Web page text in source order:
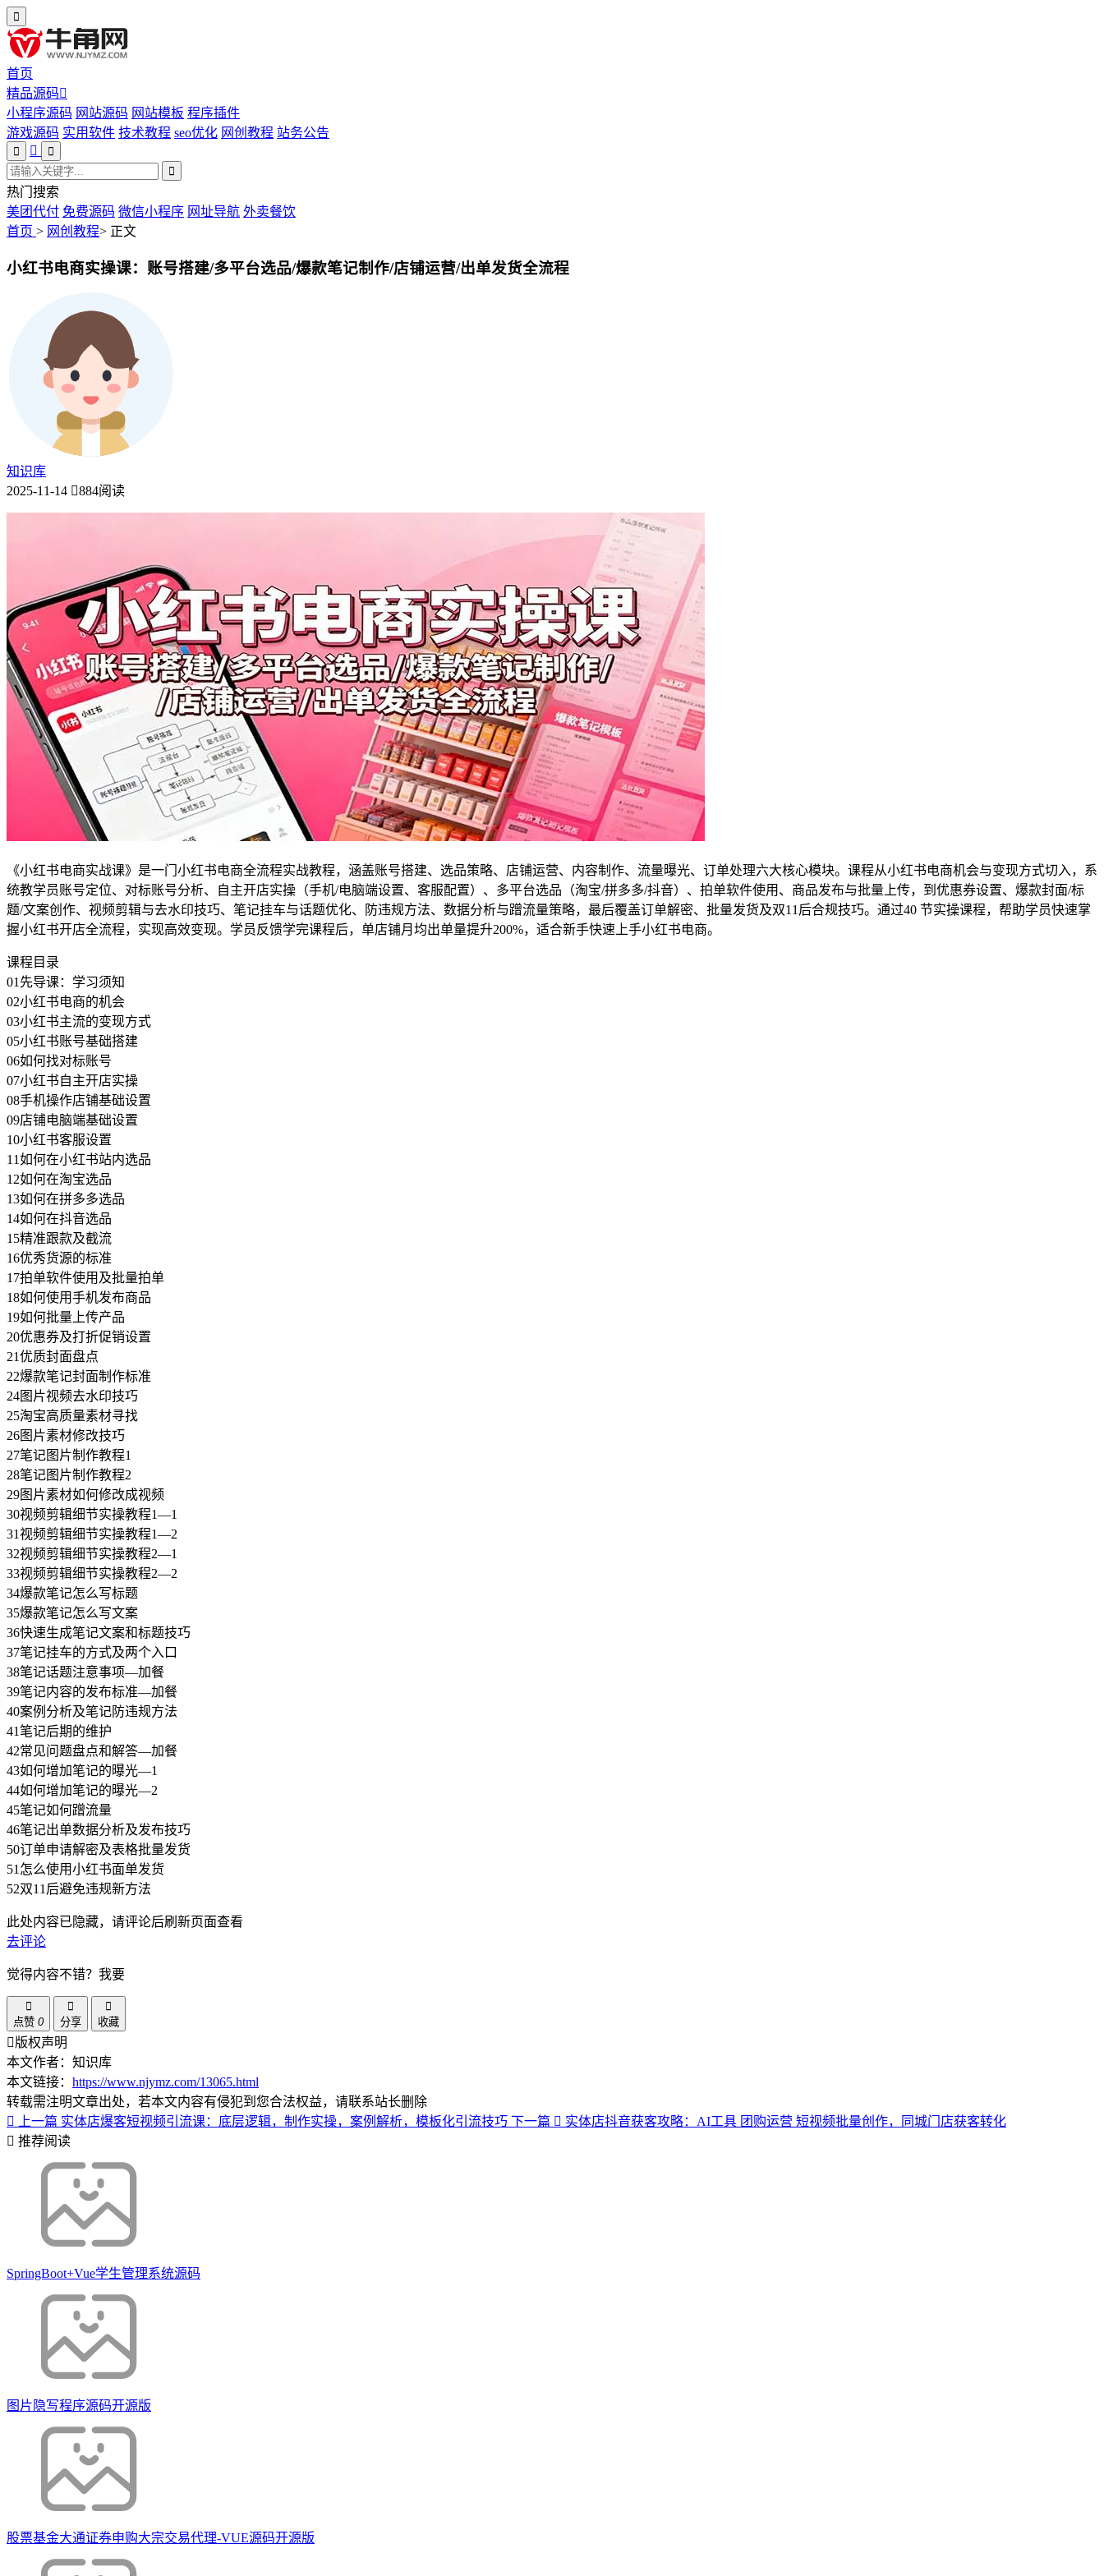
首页
精品源码
小程序源码 网站源码 网站模板 程序插件
游戏源码 实用软件 技术教程 seo优化 网创教程 站务公告
热门搜索
美团代付 免费源码 微信小程序 网址导航 外卖餐饮
首页 > 网创教程> 正文
小红书电商实操课：账号搭建/多平台选品/爆款笔记制作/店铺运营/出单发货全流程
知识库
2025-11-14
884阅读
《小红书电商实战课》是一门小红书电商全流程实战教程，涵盖账号搭建、选品策略、店铺运营、内容制作、流量曝光、订单处理六大核心模块。课程从小红书电商机会与变现方式切入，系
统教学员账号定位、对标账号分析、自主开店实操（手机/电脑端设置、客服配置）、多平台选品（淘宝/拼多多/抖音）、拍单软件使用、商品发布与批量上传，到优惠券设置、爆款封面/标
题/文案创作、视频剪辑与去水印技巧、笔记挂车与话题优化、防违规方法、数据分析与蹭流量策略，最后覆盖订单解密、批量发货及双11后合规技巧。通过40 节实操课程，帮助学员快速掌
握小红书开店全流程，实现高效变现。学员反馈学完课程后，单店铺月均出单量提升200%，适合新手快速上手小红书电商。
课程目录
01先导课：学习须知
02小红书电商的机会
03小红书主流的变现方式
05小红书账号基础搭建
06如何找对标账号
07小红书自主开店实操
08手机操作店铺基础设置
09店铺电脑端基础设置
10小红书客服设置
11如何在小红书站内选品
12如何在淘宝选品
13如何在拼多多选品
14如何在抖音选品
15精准跟款及截流
16优秀货源的标准
17拍单软件使用及批量拍单
18如何使用手机发布商品
19如何批量上传产品
20优惠券及打折促销设置
21优质封面盘点
22爆款笔记封面制作标准
24图片视频去水印技巧
25淘宝高质量素材寻找
26图片素材修改技巧
27笔记图片制作教程1
28笔记图片制作教程2
29图片素材如何修改成视频
30视频剪辑细节实操教程1—1
31视频剪辑细节实操教程1—2
32视频剪辑细节实操教程2—1
33视频剪辑细节实操教程2—2
34爆款笔记怎么写标题
35爆款笔记怎么写文案
36快速生成笔记文案和标题技巧
37笔记挂车的方式及两个入口
38笔记话题注意事项—加餐
39笔记内容的发布标准—加餐
40案例分析及笔记防违规方法
41笔记后期的维护
42常见问题盘点和解答—加餐
43如何增加笔记的曝光—1
44如何增加笔记的曝光—2
45笔记如何蹭流量
46笔记出单数据分析及发布技巧
50订单申请解密及表格批量发货
51怎么使用小红书面单发货
52双11后避免违规新方法
此处内容已隐藏，请评论后刷新页面查看
去评论
觉得内容不错？我要
点赞 0 分享 收藏
版权声明
本文作者：知识库
本文链接： https://www.njymz.com/13065.html
转载需注明文章出处，若本文内容有侵犯到您合法权益，请联系站长删除
上一篇 实体店爆客短视频引流课：底层逻辑，制作实操，案例解析，模板化引流技巧 下一篇
实体店抖音获客攻略：AI工具 团购运营 短视频批量创作，同城门店获客转化
推荐阅读
SpringBoot+Vue学生管理系统源码
图片隐写程序源码开源版
股票基金大通证券申购大宗交易代理-VUE源码开源版